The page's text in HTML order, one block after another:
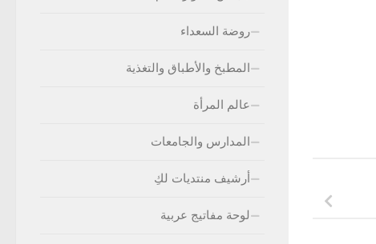
روضة السعداء
المطبخ والأطباق والتغذية
عالم المرأة
المدارس والجامعات
أرشيف منتديات لكِ
لوحة مفاتيج عربية